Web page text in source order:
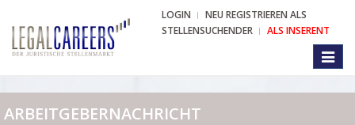
LOGIN
NEU REGISTRIEREN ALS
STELLENSUCHENDER
ALS INSERENT
ARBEITGEBERNACHRICHT